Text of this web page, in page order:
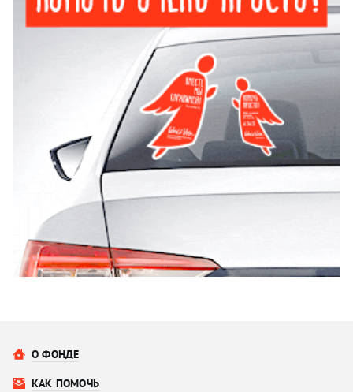
О ФОНДЕ
КАК ПОМОЧЬ